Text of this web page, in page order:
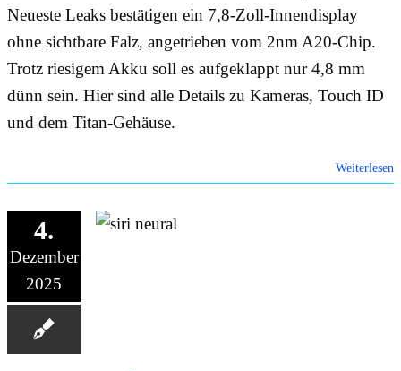
Neueste Leaks bestätigen ein 7,8-Zoll-Innendisplay
ohne sichtbare Falz, angetrieben vom 2nm A20-Chip.
Trotz riesigem Akku soll es aufgeklappt nur 4,8 mm
dünn sein. Hier sind alle Details zu Kameras, Touch ID
und dem Titan-Gehäuse.
Weiterlesen
4.
Dezember
2025